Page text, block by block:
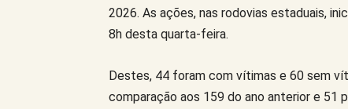
2026. As ações, nas rodovias estaduais,
8h desta quarta-feira.
Destes, 44 foram com vítimas e 60 sem
comparação aos 159 do ano anterior e 51